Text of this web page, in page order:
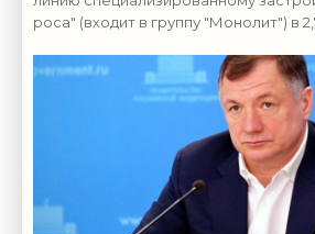
роса" (входит в группу "Монолит") в